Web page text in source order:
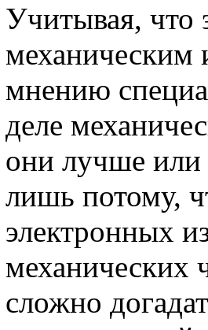
Учитывая, что
механическим
мнению
деле
они лучше или
лишь потому,
электронных
механических
сложно